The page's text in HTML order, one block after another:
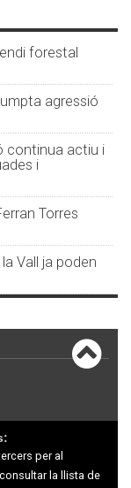
forestal
agressió
continua actiu i
i
Torres
Vall ja poden
per al
la llista de